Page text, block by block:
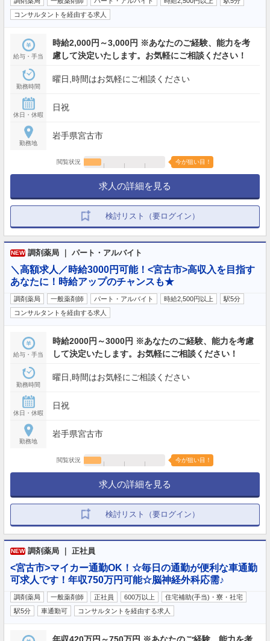
コンサルタントを経由する求人
給与・手当
時給2,000円～3,000円 ※あなたのご経験、能力を考
慮して決定いたします。お気軽にご相談ください！
勤務時間
曜日,時間はお気軽にご相談ください
休日・休暇
日祝
勤務地
岩手県宮古市
閲覧状況 今が狙い目！
求人の詳細を見る
検討リスト（要ログイン）
NEW 調剤薬局 ｜ パート・アルバイト
＼高額求人／時給3000円可能！<宮古市>高収入を目指す
あなたに！時給アップのチャンスも★
調剤薬局 一般薬剤師 パート・アルバイト 時給2,500円以上
駅5分
コンサルタントを経由する求人
給与・手当
時給2000円～3000円 ※あなたのご経験、能力を考慮
して決定いたします。お気軽にご相談ください！
勤務時間
曜日,時間はお気軽にご相談ください
休日・休暇
日祝
勤務地
岩手県宮古市
閲覧状況 今が狙い目！
求人の詳細を見る
検討リスト（要ログイン）
NEW 調剤薬局 ｜ 正社員
<宮古市>マイカー通勤OK！☆毎日の通勤が便利な車通勤
可求人です！年収750万円可能☆脳神経外科応需♪
調剤薬局 一般薬剤師 正社員 600万以上
住宅補助(手当)・寮・社宅
駅5分
車通勤可 コンサルタントを経由する求人
年収420万円～750万円 ※あなたのご経験、能力を考